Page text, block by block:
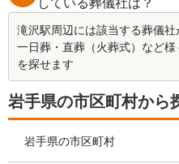
滝沢駅周辺には該当する葬儀社
一日葬・直葬（火葬式）など
を探せます
岩手県の市区町村から
岩手県の市区町村